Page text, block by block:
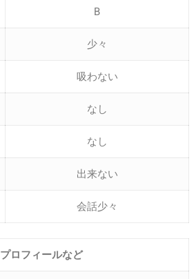
B
少々
吸わない
なし
なし
出来ない
会話少々
プロフィールなど